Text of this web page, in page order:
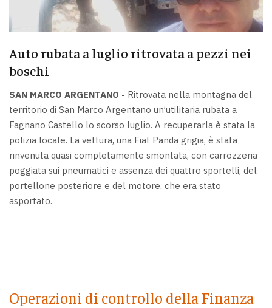
Auto rubata a luglio ritrovata a pezzi nei
boschi
SAN MARCO ARGENTANO - Ritrovata nella montagna del
territorio di San Marco Argentano un’utilitaria rubata a
Fagnano Castello lo scorso luglio. A recuperarla è stata la
polizia locale. La vettura, una Fiat Panda grigia, è stata
rinvenuta quasi completamente smontata, con carrozzeria
poggiata sui pneumatici e assenza dei quattro sportelli, del
portellone posteriore e del motore, che era stato
asportato.
Operazioni di controllo della Finanza